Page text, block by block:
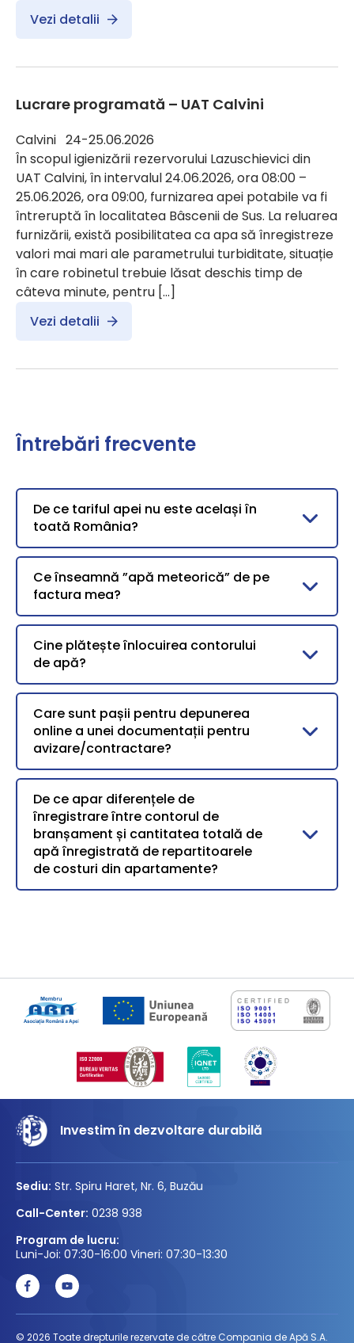
Vezi detalii
Lucrare programată – UAT Calvini
Calvini 24-25.06.2026
În scopul igienizării rezervorului Lazuschievici din
UAT Calvini, în intervalul 24.06.2026, ora 08:00 –
25.06.2026, ora 09:00, furnizarea apei potabile va fi
întreruptă în localitatea Bâscenii de Sus. La reluarea
furnizării, există posibilitatea ca apa să înregistreze
valori mai mari ale parametrului turbiditate, situație
în care robinetul trebuie lăsat deschis timp de
câteva minute, pentru […]
Vezi detalii
Întrebări frecvente
De ce tariful apei nu este același în
toată România?
Ce înseamnă ”apă meteorică” de pe
factura mea?
Cine plătește înlocuirea contorului
de apă?
Care sunt pașii pentru depunerea
online a unei documentații pentru
avizare/contractare?
De ce apar diferențele de
înregistrare între contorul de
branșament și cantitatea totală de
apă înregistrată de repartitoarele
de costuri din apartamente?
Investim în dezvoltare durabilă
Sediu: Str. Spiru Haret, Nr. 6, Buzău
Call-Center: 0238 938
Program de lucru:
Luni-Joi: 07:30-16:00 Vineri: 07:30-13:30
© 2026 Toate drepturile rezervate de către Compania de Apă S.A.